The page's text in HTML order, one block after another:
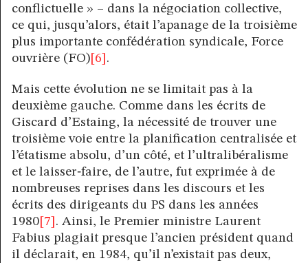
conflictuelle » – dans la négociation collective,
ce qui, jusqu’alors, était l’apanage de la troisième
plus importante confédération syndicale, Force
ouvrière (FO)[6] .
Mais cette évolution ne se limitait pas à la
deuxième gauche. Comme dans les écrits de
Giscard d’Estaing, la nécessité de trouver une
troisième voie entre la planification centralisée et
l’étatisme absolu, d’un côté, et l’ultralibéralisme
et le laisser‑faire, de l’autre, fut exprimée à de
nombreuses reprises dans les discours et les
écrits des dirigeants du PS dans les années
1980[7] . Ainsi, le Premier ministre Laurent
Fabius plagiait presque l’ancien président quand
il déclarait, en 1984, qu’il n’existait pas deux,